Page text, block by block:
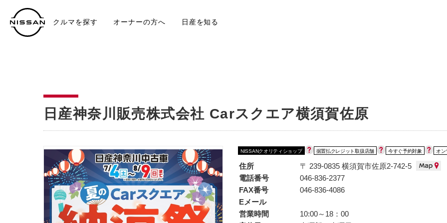
クルマを探す オーナーの方へ 日産を知る
日産神奈川販売株式会社 Carスクエア横須賀佐原
NISSANクオリティショップ 据置払クレジット取扱店舗 今すぐ予約対象 オン
住所
〒 239-0835 横須賀市佐原2-742-5
電話番号
046-836-2377
FAX番号
046-836-4086
Eメール
営業時間
10:00～18：00